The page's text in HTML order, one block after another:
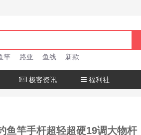
竿 路亚 鱼线 新款
极客资讯 福利社
鱼竿手杆超轻超硬19调大物杆